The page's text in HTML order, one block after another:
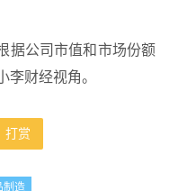
据公司市值和市场份额
李财经视角。
打赏
制造